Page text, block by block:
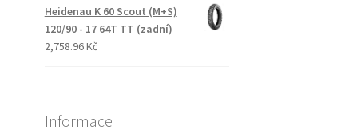
Heidenau K 60 Scout (M+S)
120/90 - 17 64T TT (zadní)
2,758.96 Kč
Informace